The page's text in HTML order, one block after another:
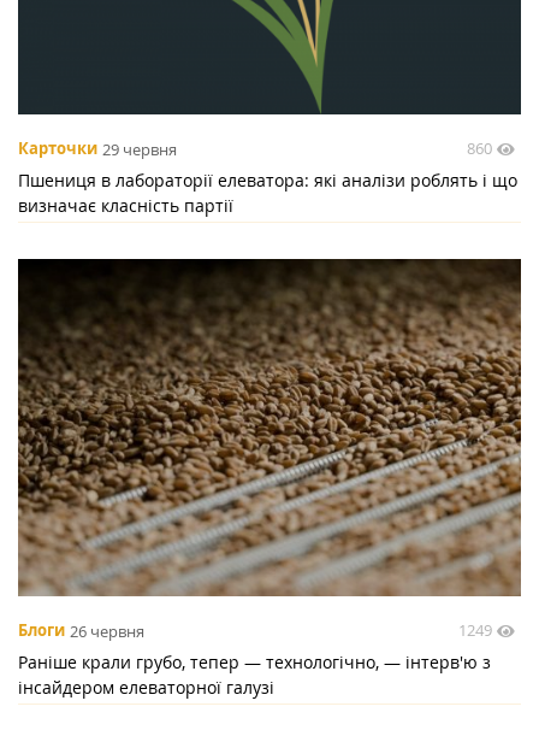
Карточки 29 червня 860
Пшениця в лабораторії елеватора: які аналізи роблять і що
визначає класність партії
Блоги 26 червня 1249
Раніше крали грубо, тепер — технологічно, — інтерв'ю з
інсайдером елеваторної галузі